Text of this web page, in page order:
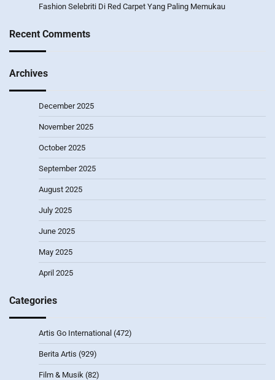
Fashion Selebriti Di Red Carpet Yang Paling Memukau
Recent Comments
Archives
December 2025
November 2025
October 2025
September 2025
August 2025
July 2025
June 2025
May 2025
April 2025
Categories
Artis Go International (472)
Berita Artis (929)
Film & Musik (82)